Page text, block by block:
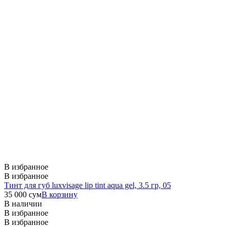
В избранное
В избранное
Тинт для губ luxvisage lip tint aqua gel, 3.5 гр, 05
35 000 сумВ корзину
В наличии
В избранное
В избранное